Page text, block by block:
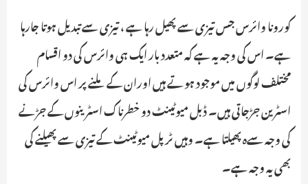
کورونا وائرس جس تیزی سے پھیل رہا ہے ، تیزی سے تبدیل ہوتا جارہا
ہے۔ اس کی وجہ یہ ہے کہ متعدد بار ایک ہی وائرس کی دو اقسام
مختلف لوگوں میں موجود ہوتے ہیں اوران کے ملنے پر اس وائرس کی
اسٹرین جڑجاتی ہیں۔ ڈبل میوٹینٹ دو خطرناک اسٹرینوں کے جڑنے
کی وجہ سےہ پھیلتا ہے۔ وہیں ٹرپل میوٹینٹ کے تیزی سے پھیلنے کی
بھی یہ وجہ ہے۔